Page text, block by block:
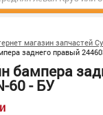
магазин запчастей
заднего правый
бампера
60 - БУ